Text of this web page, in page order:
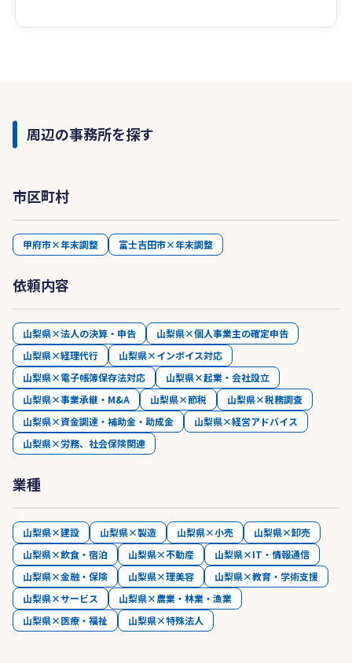
周辺の事務所を探す
市区町村
甲府市×年末調整 富士吉田市×年末調整
依頼内容
山梨県×法人の決算・申告
山梨県×個人事業主の確定申告
山梨県×経理代行
山梨県×インボイス対応
山梨県×電子帳簿保存法対応
山梨県×起業・会社設立
山梨県×事業承継・M&A
山梨県×節税
山梨県×税務調査
山梨県×資金調達・補助金・助成金
山梨県×経営アドバイス
山梨県×労務、社会保険関連
業種
山梨県×建設 山梨県×製造 山梨県×小売
山梨県×卸売
山梨県×飲食・宿泊
山梨県×不動産
山梨県×IT・情報通信
山梨県×金融・保険
山梨県×理美容
山梨県×教育・学術支援
山梨県×サービス
山梨県×農業・林業・漁業
山梨県×医療・福祉
山梨県×特殊法人